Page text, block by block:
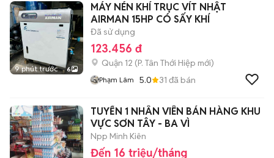
9 phút trước 6
MÁY NÉN KHÍ TRỤC VÍT NHẬT
AIRMAN 15HP CÓ SẤY KHÍ
Đã sử dụng
123.456 đ
Quận 12 (P. Tân Thới Hiệp mới)
Phạm Lâm 5.0 31 đã bán
TUYỂN 1 NHÂN VIÊN BÁN HÀNG KHU
VỰC SƠN TÂY - BA VÌ
Npp Minh Kiên
Đến 16 triệu/tháng